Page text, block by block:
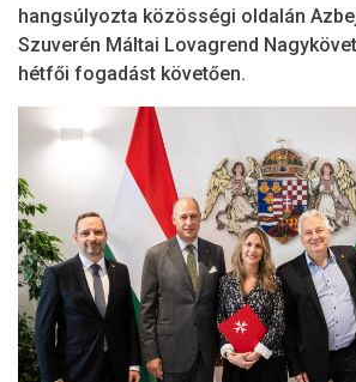
hangsúlyozta közösségi oldalán
Szuverén Máltai Lovagrend
hétfői fogadást követően.